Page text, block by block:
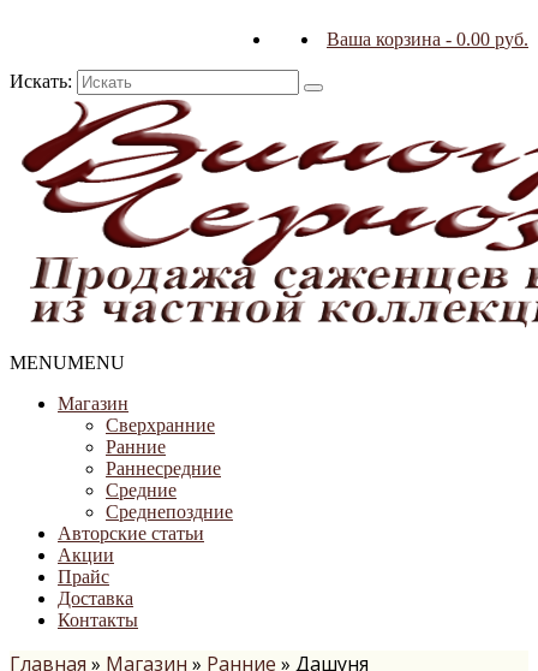
Ваша корзина - 0.00 руб.
Искать:
MENUMENU
Магазин
Сверхранние
Ранние
Раннесредние
Средние
Среднепоздние
Авторские статьи
Акции
Прайс
Доставка
Контакты
Главная » Магазин » Ранние » Дашуня